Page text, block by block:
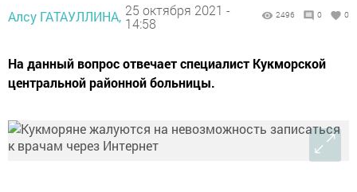
Алсу ГАТАУЛЛИНА, 25 октября 2021 -
14:58
2496 0 0
На данный вопрос отвечает специалист Кукморской
центральной районной больницы.